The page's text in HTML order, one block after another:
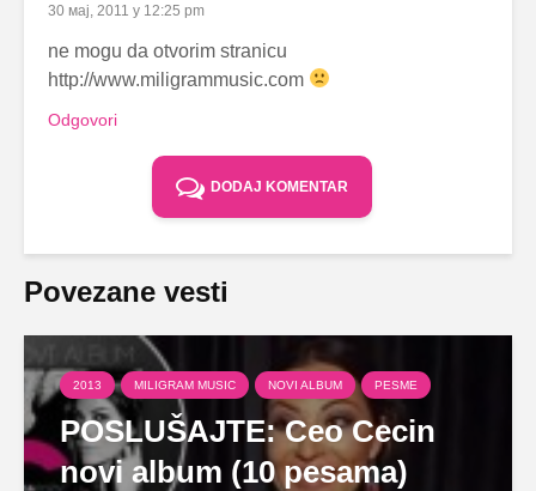
30 мај, 2011 у 12:25 pm
ne mogu da otvorim stranicu
http://www.miligrammusic.com
Odgovori
DODAJ KOMENTAR
Povezane vesti
2013 MILIGRAM MUSIC NOVI ALBUM PESME
POSLUŠAJTE: Ceo Cecin
novi album (10 pesama)